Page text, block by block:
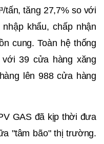
tấn, tăng 27,7% so với
khẩu, chấp nhận
cung. Toàn hệ thống
39 cửa hàng xăng
lên 988 cửa hàng
GAS đã kịp thời đưa
"tâm bão" thị trường.